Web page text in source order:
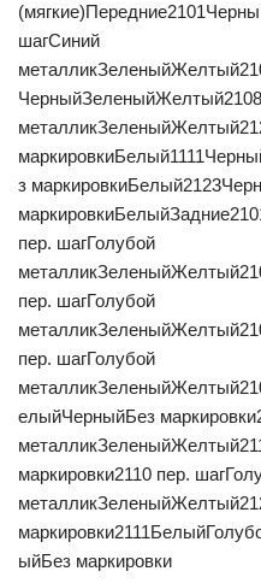
шагСиний
з
пер. шагГолубой
пер. шагГолубой
пер. шагГолубой
елыйЧерныйБез
маркировки2110 пер.
ыйБез маркировки